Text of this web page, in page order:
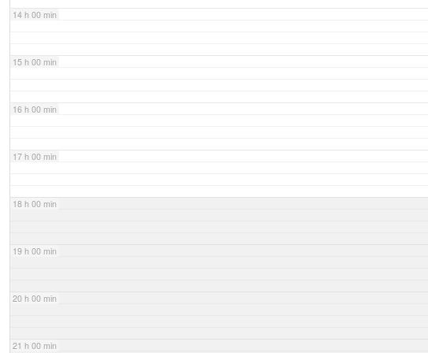
14 h 00 min
15 h 00 min
16 h 00 min
17 h 00 min
18 h 00 min
19 h 00 min
20 h 00 min
21 h 00 min